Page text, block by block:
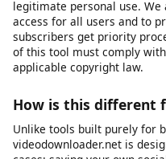
Yes, you can extract the
file. This is useful for
to - such as your own
open-license podcasts, or
audio before extracting it.
Is there a download